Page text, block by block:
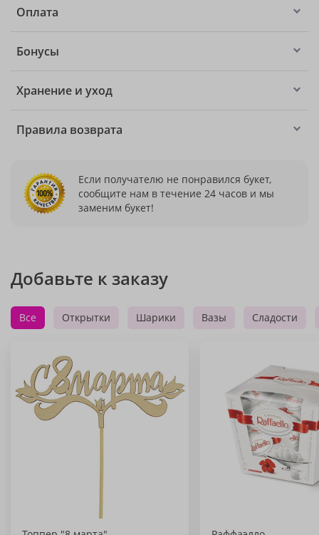
Оплата
Бонусы
Хранение и уход
Правила возврата
Если получателю не понравился букет,
сообщите нам в течение 24 часов и мы
заменим букет!
Добавьте к заказу
Все Открытки Шарики Вазы Сладости